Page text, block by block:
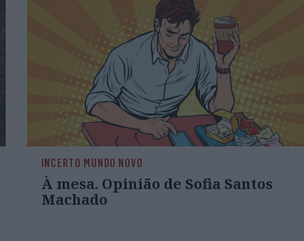
INCERTO MUNDO NOVO
À mesa. Opinião de Sofia Santos
Machado